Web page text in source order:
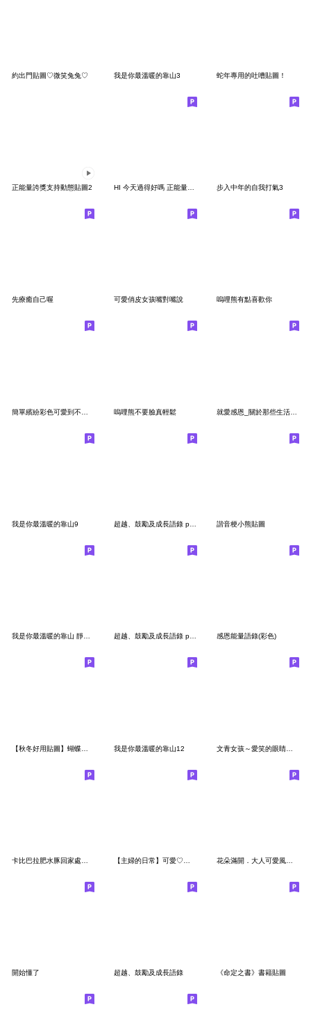
約出門貼圖♡微笑兔兔♡ 我是你最溫暖的靠山3 蛇年專用的吐嘈貼圖！
正能量誇獎支持動態貼圖2 步入中年的自我打氣3
先療癒自己喔 可愛俏皮女孩嘴對嘴說 嗚哩熊有點喜歡你
嗚哩熊不要臉真輕鬆 就愛感恩_關於那些生活小事
我是你最溫暖的靠山9 諧音梗小熊貼圖
我是你最溫暖的靠山 靜態小貼圖!3-1 超越、鼓勵及成長語錄 part10 感恩能量語錄(彩色)
我是你最溫暖的靠山12 文青女孩～愛笑的眼睛～願你喜樂（無文字）
開始懂了 超越、鼓勵及成長語錄 《命定之書》書籍貼圖